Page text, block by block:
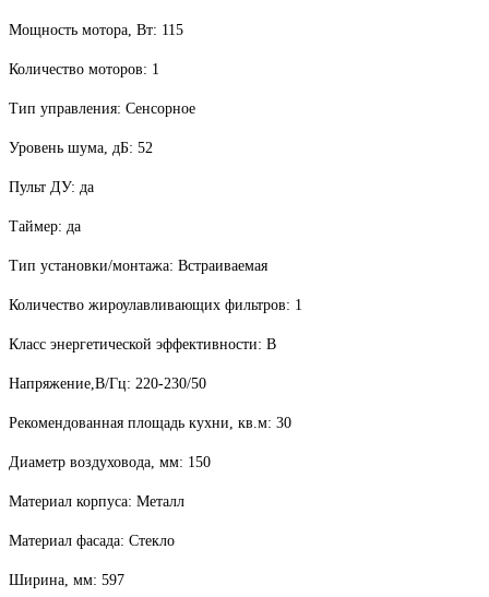
Мощность мотора, Вт: 115
Количество моторов: 1
Тип управления: Сенсорное
Уровень шума, дБ: 52
Пульт ДУ: да
Таймер: да
Тип установки/монтажа: Встраиваемая
Количество жироулавливающих фильтров: 1
Класс энергетической эффективности: B
Напряжение,В/Гц: 220-230/50
Рекомендованная площадь кухни, кв.м: 30
Диаметр воздуховода, мм: 150
Материал корпуса: Металл
Материал фасада: Стекло
Ширина, мм: 597